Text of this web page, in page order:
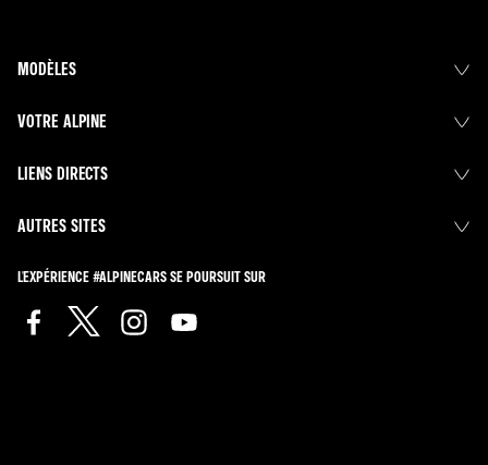
MODÈLES
VOTRE ALPINE
LIENS DIRECTS
AUTRES SITES
L'EXPÉRIENCE #ALPINECARS SE POURSUIT SUR